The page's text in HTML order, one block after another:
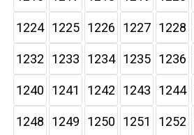
1224 1225 1226 1227 1228
1232 1233 1234 1235 1236
1240 1241 1242 1243 1244
1248 1249 1250 1251 1252